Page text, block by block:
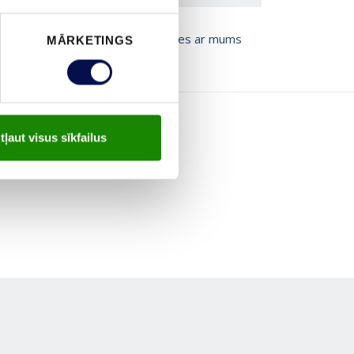
MĀRKETINGS
visus sīkfailus
BROŠŪRU Sazinies ar mums